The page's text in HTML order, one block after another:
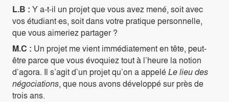
L.B : Y a-t-il un projet que vous avez mené, soit avec
vos étudiant·es, soit dans votre pratique personnelle,
que vous aimeriez partager ?
M.C : Un projet me vient immédiatement en tête, peut-
être parce que vous évoquiez tout à l’heure la notion
d’agora. Il s’agit d’un projet qu’on a appeléLe lieu des
négociations, que nous avons développé sur près de
trois ans.